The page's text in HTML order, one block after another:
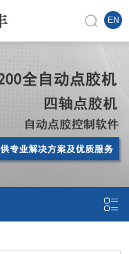
EN
